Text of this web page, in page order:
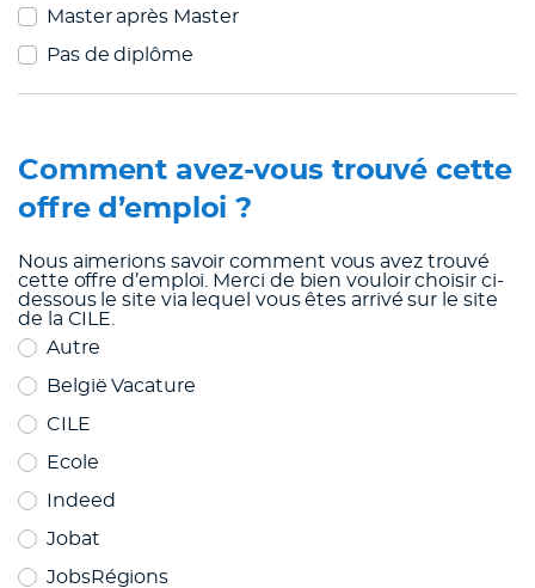
Master après Master
Pas de diplôme
Comment avez-vous trouvé cette
offre d’emploi ?
Nous aimerions savoir comment vous avez trouvé
cette offre d’emploi. Merci de bien vouloir choisir ci-
dessous le site via lequel vous êtes arrivé sur le site
de la CILE.
Autre
België Vacature
CILE
Ecole
Indeed
Jobat
JobsRégions